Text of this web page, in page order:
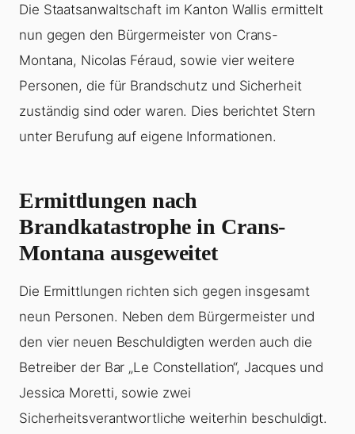
Die Staatsanwaltschaft im Kanton Wallis ermittelt
nun gegen den Bürgermeister von Crans-
Montana, Nicolas Féraud, sowie vier weitere
Personen, die für Brandschutz und Sicherheit
zuständig sind oder waren. Dies berichtet Stern
unter Berufung auf eigene Informationen.
Ermittlungen nach
Brandkatastrophe in Crans-
Montana ausgeweitet
Die Ermittlungen richten sich gegen insgesamt
neun Personen. Neben dem Bürgermeister und
den vier neuen Beschuldigten werden auch die
Betreiber der Bar „Le Constellation“, Jacques und
Jessica Moretti, sowie zwei
Sicherheitsverantwortliche weiterhin beschuldigt.